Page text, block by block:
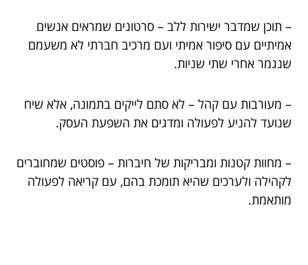
– תוכן שמדבר ישירות ללב – סרטונים שמראים אנשים
אמיתיים עם סיפור אמיתי ועם מרכיב חברתי לא משעמם
שנגמר אחרי שתי שניות.
– מעורבות עם קהל – לא סתם לייקים בתמונה, אלא שיח
שנועד להניע לפעולה ומדגים את השפעת העסק.
– מחוות קטנות ומבריקות של חיברות – פוסטים שמחוברים
לקהילה ולערכים שהיא תומכת בהם, עם קריאה לפעולה
מותאמת.